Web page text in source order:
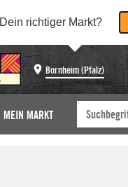
Dein richtiger Markt?
Bornheim (Pfalz)
MEIN MARKT